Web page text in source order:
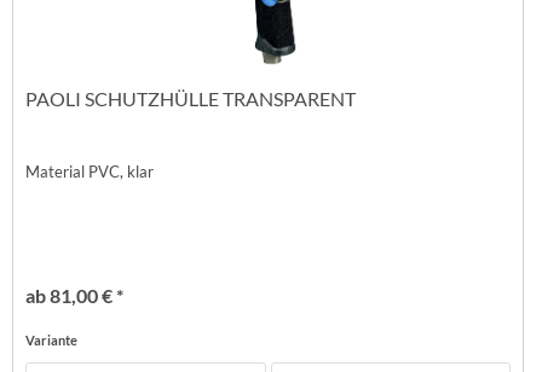
PAOLI SCHUTZHÜLLE TRANSPARENT
Material PVC, klar
ab 81,00 € *
Variante